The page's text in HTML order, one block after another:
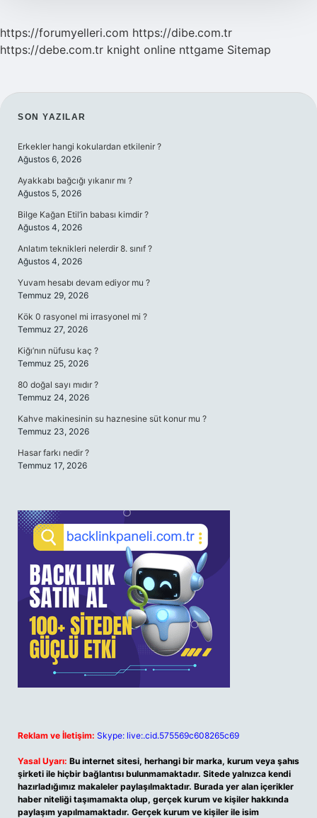
https://forumyelleri.com https://dibe.com.tr
https://debe.com.tr knight online nttgame Sitemap
SIDEBAR
SON YAZILAR
Erkekler hangi kokulardan etkilenir ?
Ağustos 6, 2026
Ayakkabı bağcığı yıkanır mı ?
Ağustos 5, 2026
Bilge Kağan Etil’in babası kimdir ?
Ağustos 4, 2026
Anlatım teknikleri nelerdir 8. sınıf ?
Ağustos 4, 2026
Yuvam hesabı devam ediyor mu ?
Temmuz 29, 2026
Kök 0 rasyonel mi irrasyonel mi ?
Temmuz 27, 2026
Kiğı’nın nüfusu kaç ?
Temmuz 25, 2026
80 doğal sayı mıdır ?
Temmuz 24, 2026
Kahve makinesinin su haznesine süt konur mu ?
Temmuz 23, 2026
Hasar farkı nedir ?
Temmuz 17, 2026
Reklam ve İletişim: Skype: live:.cid.575569c608265c69
Yasal Uyarı: Bu internet sitesi, herhangi bir marka, kurum veya şahıs
şirketi ile hiçbir bağlantısı bulunmamaktadır. Sitede yalnızca kendi
hazırladığımız makaleler paylaşılmaktadır. Burada yer alan içerikler
haber niteliği taşımamakta olup, gerçek kurum ve kişiler hakkında
paylaşım yapılmamaktadır. Gerçek kurum ve kişiler ile isim